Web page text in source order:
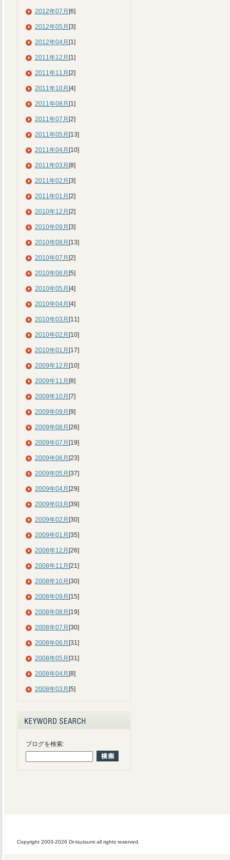
2012年07月 [6]
2012年05月 [3]
2012年04月 [1]
2011年12月 [1]
2011年11月 [2]
2011年10月 [4]
2011年08月 [1]
2011年07月 [2]
2011年05月 [13]
2011年04月 [10]
2011年03月 [8]
2011年02月 [3]
2011年01月 [2]
2010年12月 [2]
2010年09月 [3]
2010年08月 [13]
2010年07月 [2]
2010年06月 [5]
2010年05月 [4]
2010年04月 [4]
2010年03月 [11]
2010年02月 [10]
2010年01月 [17]
2009年12月 [10]
2009年11月 [8]
2009年10月 [7]
2009年09月 [9]
2009年08月 [26]
2009年07月 [19]
2009年06月 [23]
2009年05月 [37]
2009年04月 [29]
2009年03月 [39]
2009年02月 [30]
2009年01月 [35]
2008年12月 [26]
2008年11月 [21]
2008年10月 [30]
2008年09月 [15]
2008年08月 [19]
2008年07月 [30]
2008年06月 [31]
2008年05月 [31]
2008年04月 [8]
2008年03月 [5]
ブログを検索:
Copyright 2003-2026 Dr-tsutsumi all rights reserved.